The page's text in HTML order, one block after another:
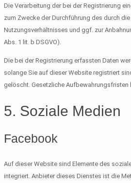
Die Verarbeitung der bei der Registrierung
zum Zwecke der Durchführung des durch
Nutzungsverhältnisses und ggf. zur
Abs. 1 lit. b DSGVO).
Die bei der Registrierung erfassten Daten
solange Sie auf dieser Website registriert
gelöscht. Gesetzliche Aufbewahrungsfristen
5. Soziale Medien
Facebook
Auf dieser Website sind Elemente des
integriert. Anbieter dieses Dienstes ist die